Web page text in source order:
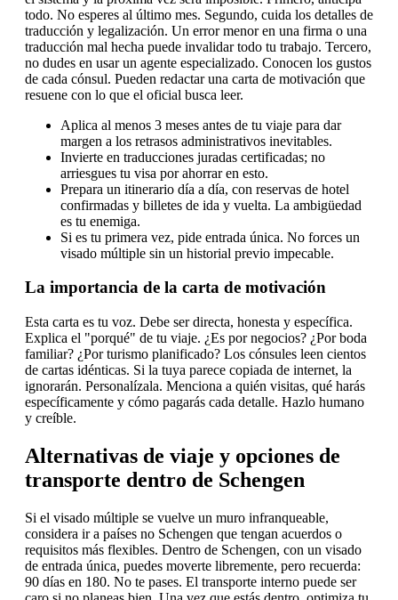
todo. No esperes al último mes. Segundo, cuida los detalles de
traducción y legalización. Un error menor en una firma o una
traducción mal hecha puede invalidar todo tu trabajo. Tercero,
no dudes en usar un agente especializado. Conocen los gustos
de cada cónsul. Pueden redactar una carta de motivación que
resuene con lo que el oficial busca leer.
Aplica al menos 3 meses antes de tu viaje para dar
margen a los retrasos administrativos inevitables.
Invierte en traducciones juradas certificadas; no
arriesgues tu visa por ahorrar en esto.
Prepara un itinerario día a día, con reservas de hotel
confirmadas y billetes de ida y vuelta. La ambigüedad
es tu enemiga.
Si es tu primera vez, pide entrada única. No forces un
visado múltiple sin un historial previo impecable.
La importancia de la carta de motivación
Esta carta es tu voz. Debe ser directa, honesta y específica.
Explica el "porqué" de tu viaje. ¿Es por negocios? ¿Por boda
familiar? ¿Por turismo planificado? Los cónsules leen cientos
de cartas idénticas. Si la tuya parece copiada de internet, la
ignorarán. Personalízala. Menciona a quién visitas, qué harás
específicamente y cómo pagarás cada detalle. Hazlo humano
y creíble.
Alternativas de viaje y opciones de
transporte dentro de Schengen
Si el visado múltiple se vuelve un muro infranqueable,
considera ir a países no Schengen que tengan acuerdos o
requisitos más flexibles. Dentro de Schengen, con un visado
de entrada única, puedes moverte libremente, pero recuerda:
90 días en 180. No te pases. El transporte interno puede ser